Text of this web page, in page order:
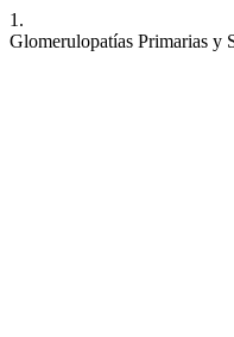
1.
Glomerulopatías Primarias y